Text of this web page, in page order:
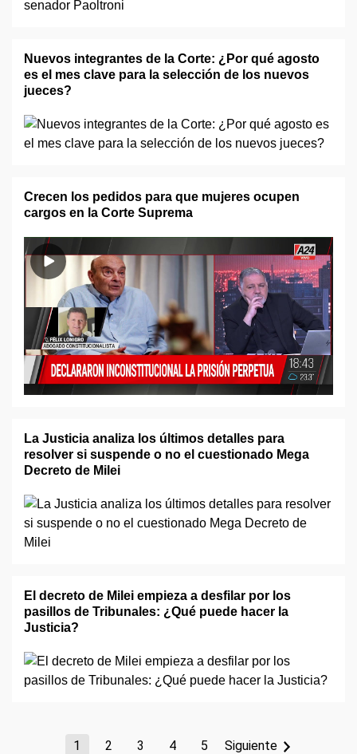
Nuevos integrantes de la Corte: ¿Por qué agosto
es el mes clave para la selección de los nuevos
jueces?
Crecen los pedidos para que mujeres ocupen
cargos en la Corte Suprema
La Justicia analiza los últimos detalles para
resolver si suspende o no el cuestionado Mega
Decreto de Milei
El decreto de Milei empieza a desfilar por los
pasillos de Tribunales: ¿Qué puede hacer la
Justicia?
1 2 3 4 5 Siguiente